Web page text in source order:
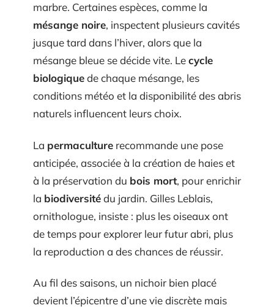
marbre. Certaines espèces, comme la
mésange noire, inspectent plusieurs cavités
jusque tard dans l’hiver, alors que la
mésange bleue se décide vite. Lecycle
biologiquede chaque mésange, les
conditions météo et la disponibilité des abris
naturels influencent leurs choix.
La permaculture recommande une pose
anticipée, associée à la création de haies et
à la préservation du bois mort, pour enrichir
la biodiversitédu jardin. Gilles Leblais,
ornithologue, insiste : plus les oiseaux ont
de temps pour explorer leur futur abri, plus
la reproduction a des chances de réussir.
Au fil des saisons, un nichoir bien placé
devient l’épicentre d’une vie discrète mais